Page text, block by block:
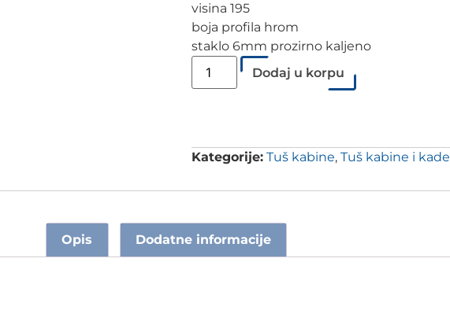
visina 195
boja profila hrom
staklo 6mm prozirno kaljeno
Dodaj u korpu
Kategorije: Tuš kabine, Tuš kabine i kade
Opis Dodatne informacije